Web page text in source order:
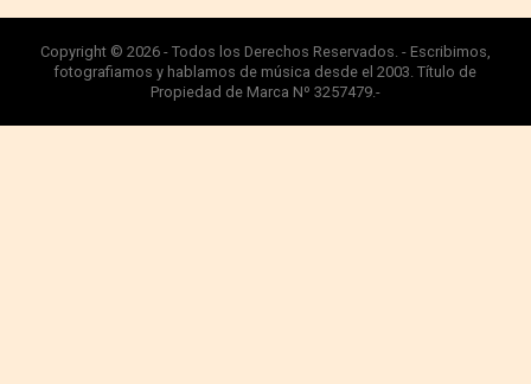
Copyright © 2026 - Todos los Derechos Reservados. - Escribimos,
fotografiamos y hablamos de música desde el 2003. Título de
Propiedad de Marca Nº 3257479.-